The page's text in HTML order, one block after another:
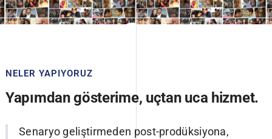
NELER YAPIYORUZ
Yapımdan gösterime, uçtan uca hizmet.
Senaryo geliştirmeden post-prodüksiyona,